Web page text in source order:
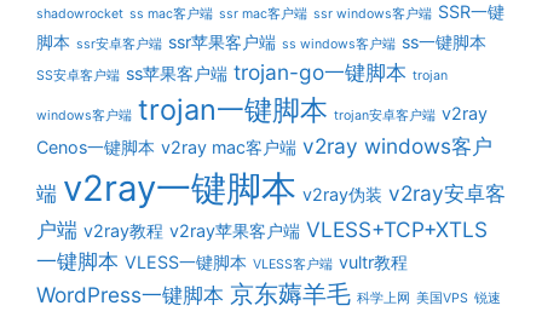
shadowrocket ss mac客户端 ssr mac客户端 ssr windows客户端 SSR一键
脚本 ssr安卓客户端 ssr苹果客户端 ss windows客户端 ss一键脚本
SS安卓客户端 ss苹果客户端 trojan-go一键脚本 trojan
windows客户端 trojan一键脚本 trojan安卓客户端 v2ray
Cenos一键脚本 v2ray mac客户端 v2ray windows客户
端 v2ray一键脚本 v2ray伪装 v2ray安卓客
户端 v2ray教程 v2ray苹果客户端 VLESS+TCP+XTLS
一键脚本 VLESS一键脚本 VLESS客户端 vultr教程
WordPress一键脚本 京东薅羊毛 科学上网 美国VPS 锐速